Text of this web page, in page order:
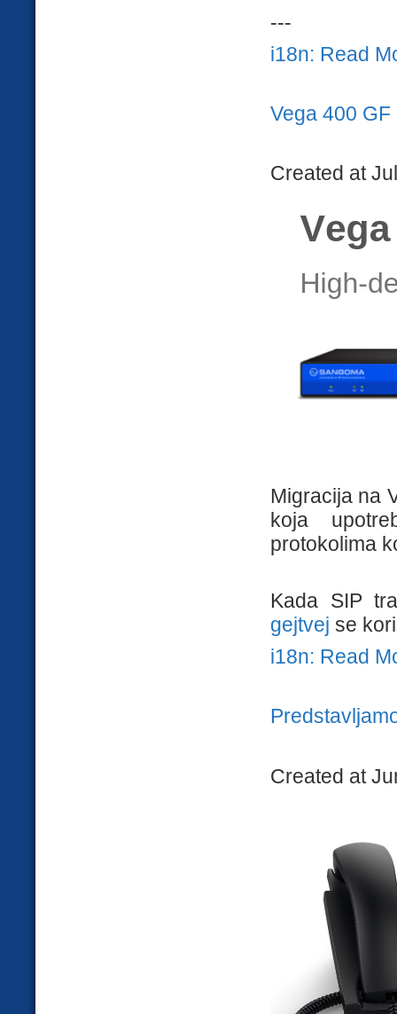
---
i18n: Read
Vega 400
Created at
Migracija na
koja
protokolima
Kada SIP
gejtvej se
i18n: Read
Created at